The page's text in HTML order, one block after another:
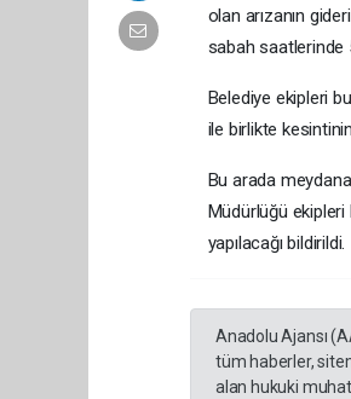
olan arızanın
sabah saatlerinde
Belediye ekipleri
ile birlikte
Bu arada
Müdürlüğü
yapılacağı bildirildi.
Anadolu Ajansı
tüm haberler,
alan hukuki